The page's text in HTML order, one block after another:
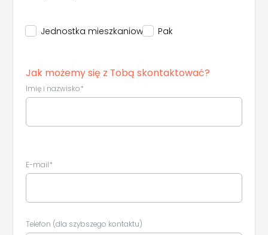
Jednostka mieszkaniowa Pak
Jak możemy się z Tobą skontaktować?
Imię i nazwisko*
E-mail*
Telefon (dla szybszego kontaktu)